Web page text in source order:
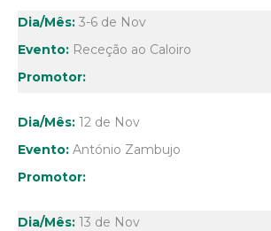
3-6 de Nov
Receção ao Caloiro
12 de Nov
António Zambujo
13 de Nov